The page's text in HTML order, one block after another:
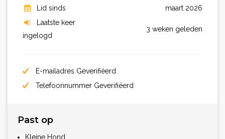
Lid sinds
maart 2026
Laatste keer
ingelogd
3 weken geleden
E-mailadres Geverifiëerd
Telefoonnummer Geverifiëerd
Past op
Kleine Hond